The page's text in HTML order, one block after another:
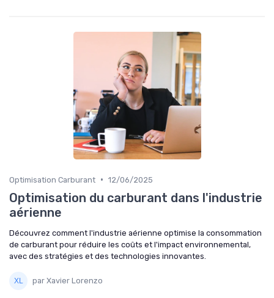
Optimisation Carburant • 12/06/2025
Optimisation du carburant dans l'industrie
aérienne
Découvrez comment l'industrie aérienne optimise la consommation
de carburant pour réduire les coûts et l'impact environnemental,
avec des stratégies et des technologies innovantes.
par Xavier Lorenzo